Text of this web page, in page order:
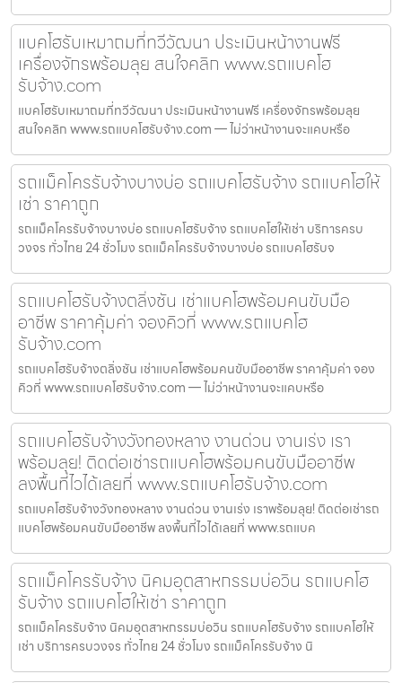
แบคโฮรับเหมาถมที่ทวีวัฒนา ประเมินหน้างานฟรี
เครื่องจักรพร้อมลุย สนใจคลิก www.รถแบคโฮ
รับจ้าง.com
แบคโฮรับเหมาถมที่ทวีวัฒนา ประเมินหน้างานฟรี เครื่องจักรพร้อมลุย
สนใจคลิก www.รถแบคโฮรับจ้าง.com — ไม่ว่าหน้างานจะแคบหรือ
รถแม็คโครรับจ้างบางบ่อ รถแบคโฮรับจ้าง รถแบคโฮให้
เช่า ราคาถูก
รถแม็คโครรับจ้างบางบ่อ รถแบคโฮรับจ้าง รถแบคโฮให้เช่า บริการครบ
วงจร ทั่วไทย 24 ชั่วโมง รถแม็คโครรับจ้างบางบ่อ รถแบคโฮรับจ
รถแบคโฮรับจ้างตลิ่งชัน เช่าแบคโฮพร้อมคนขับมือ
อาชีพ ราคาคุ้มค่า จองคิวที่ www.รถแบคโฮ
รับจ้าง.com
รถแบคโฮรับจ้างตลิ่งชัน เช่าแบคโฮพร้อมคนขับมืออาชีพ ราคาคุ้มค่า จอง
คิวที่ www.รถแบคโฮรับจ้าง.com — ไม่ว่าหน้างานจะแคบหรือ
รถแบคโฮรับจ้างวังทองหลาง งานด่วน งานเร่ง เรา
พร้อมลุย! ติดต่อเช่ารถแบคโฮพร้อมคนขับมืออาชีพ
ลงพื้นที่ไวได้เลยที่ www.รถแบคโฮรับจ้าง.com
รถแบคโฮรับจ้างวังทองหลาง งานด่วน งานเร่ง เราพร้อมลุย! ติดต่อเช่ารถ
แบคโฮพร้อมคนขับมืออาชีพ ลงพื้นที่ไวได้เลยที่ www.รถแบค
รถแม็คโครรับจ้าง นิคมอุตสาหกรรมบ่อวิน รถแบคโฮ
รับจ้าง รถแบคโฮให้เช่า ราคาถูก
รถแม็คโครรับจ้าง นิคมอุตสาหกรรมบ่อวิน รถแบคโฮรับจ้าง รถแบคโฮให้
เช่า บริการครบวงจร ทั่วไทย 24 ชั่วโมง รถแม็คโครรับจ้าง นิ